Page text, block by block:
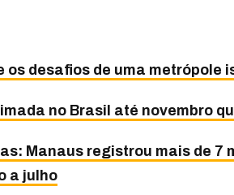
os desafios de uma metrópole
no Brasil até novembro
Manaus registrou mais de
a julho